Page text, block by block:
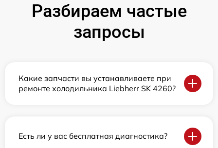
Разбираем частые
запросы
Какие запчасти вы устанавливаете при
ремонте холодильника Liebherr SK 4260?
Есть ли у вас бесплатная диагностика?